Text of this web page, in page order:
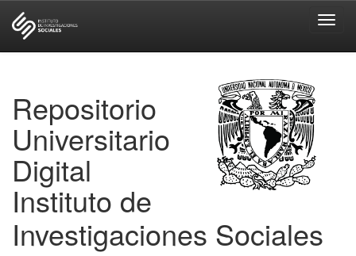
Repositorio
Universitario
Digital
Instituto de
Investigaciones Sociales